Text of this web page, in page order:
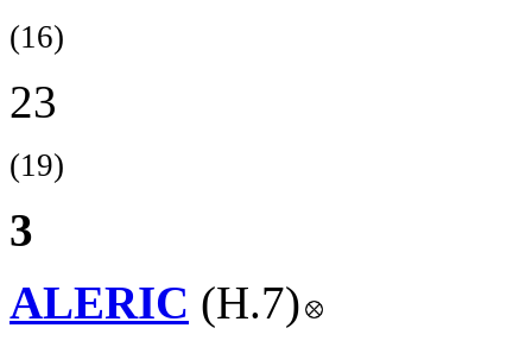
(16)
23
(19)
3
ALERIC (H.7)